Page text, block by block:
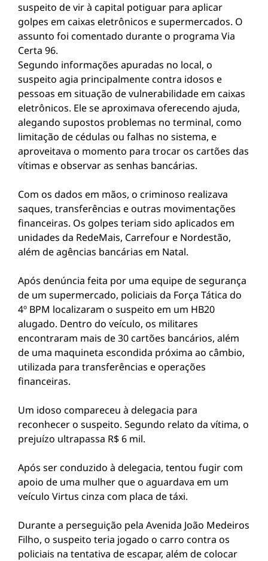
suspeito de vir à capital potiguar para aplicar
golpes em caixas eletrônicos e supermercados. O
assunto foi comentado durante o programa Via
Certa 96.
Segundo informações apuradas no local, o
suspeito agia principalmente contra idosos e
pessoas em situação de vulnerabilidade em caixas
eletrônicos. Ele se aproximava oferecendo ajuda,
alegando supostos problemas no terminal, como
limitação de cédulas ou falhas no sistema, e
aproveitava o momento para trocar os cartões das
vítimas e observar as senhas bancárias.
Com os dados em mãos, o criminoso realizava
saques, transferências e outras movimentações
financeiras. Os golpes teriam sido aplicados em
unidades da RedeMais, Carrefour e Nordestão,
além de agências bancárias em Natal.
Após denúncia feita por uma equipe de segurança
de um supermercado, policiais da Força Tática do
4º BPM localizaram o suspeito em um HB20
alugado. Dentro do veículo, os militares
encontraram mais de 30 cartões bancários, além
de uma maquineta escondida próxima ao câmbio,
utilizada para transferências e operações
financeiras.
Um idoso compareceu à delegacia para
reconhecer o suspeito. Segundo relato da vítima, o
prejuízo ultrapassa R$ 6 mil.
Após ser conduzido à delegacia, tentou fugir com
apoio de uma mulher que o aguardava em um
veículo Virtus cinza com placa de táxi.
Durante a perseguição pela Avenida João Medeiros
Filho, o suspeito teria jogado o carro contra os
policiais na tentativa de escapar, além de colocar